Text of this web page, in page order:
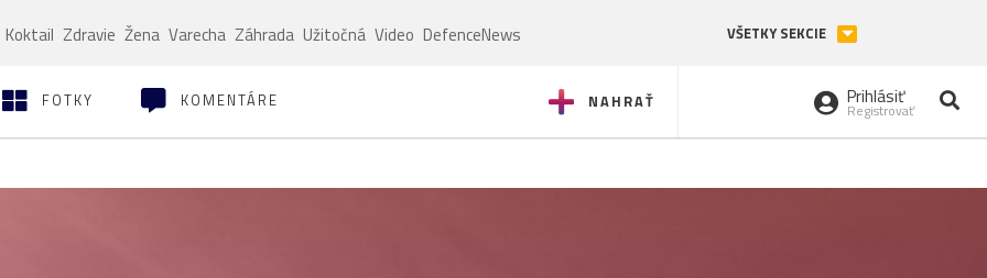
Koktail Zdravie Žena Varecha Záhrada Užitočná Video DefenceNews VŠETKY SEKCIE
NAHRAŤ
FOTKY KOMENTÁRE Prihlásiť
Registrovať